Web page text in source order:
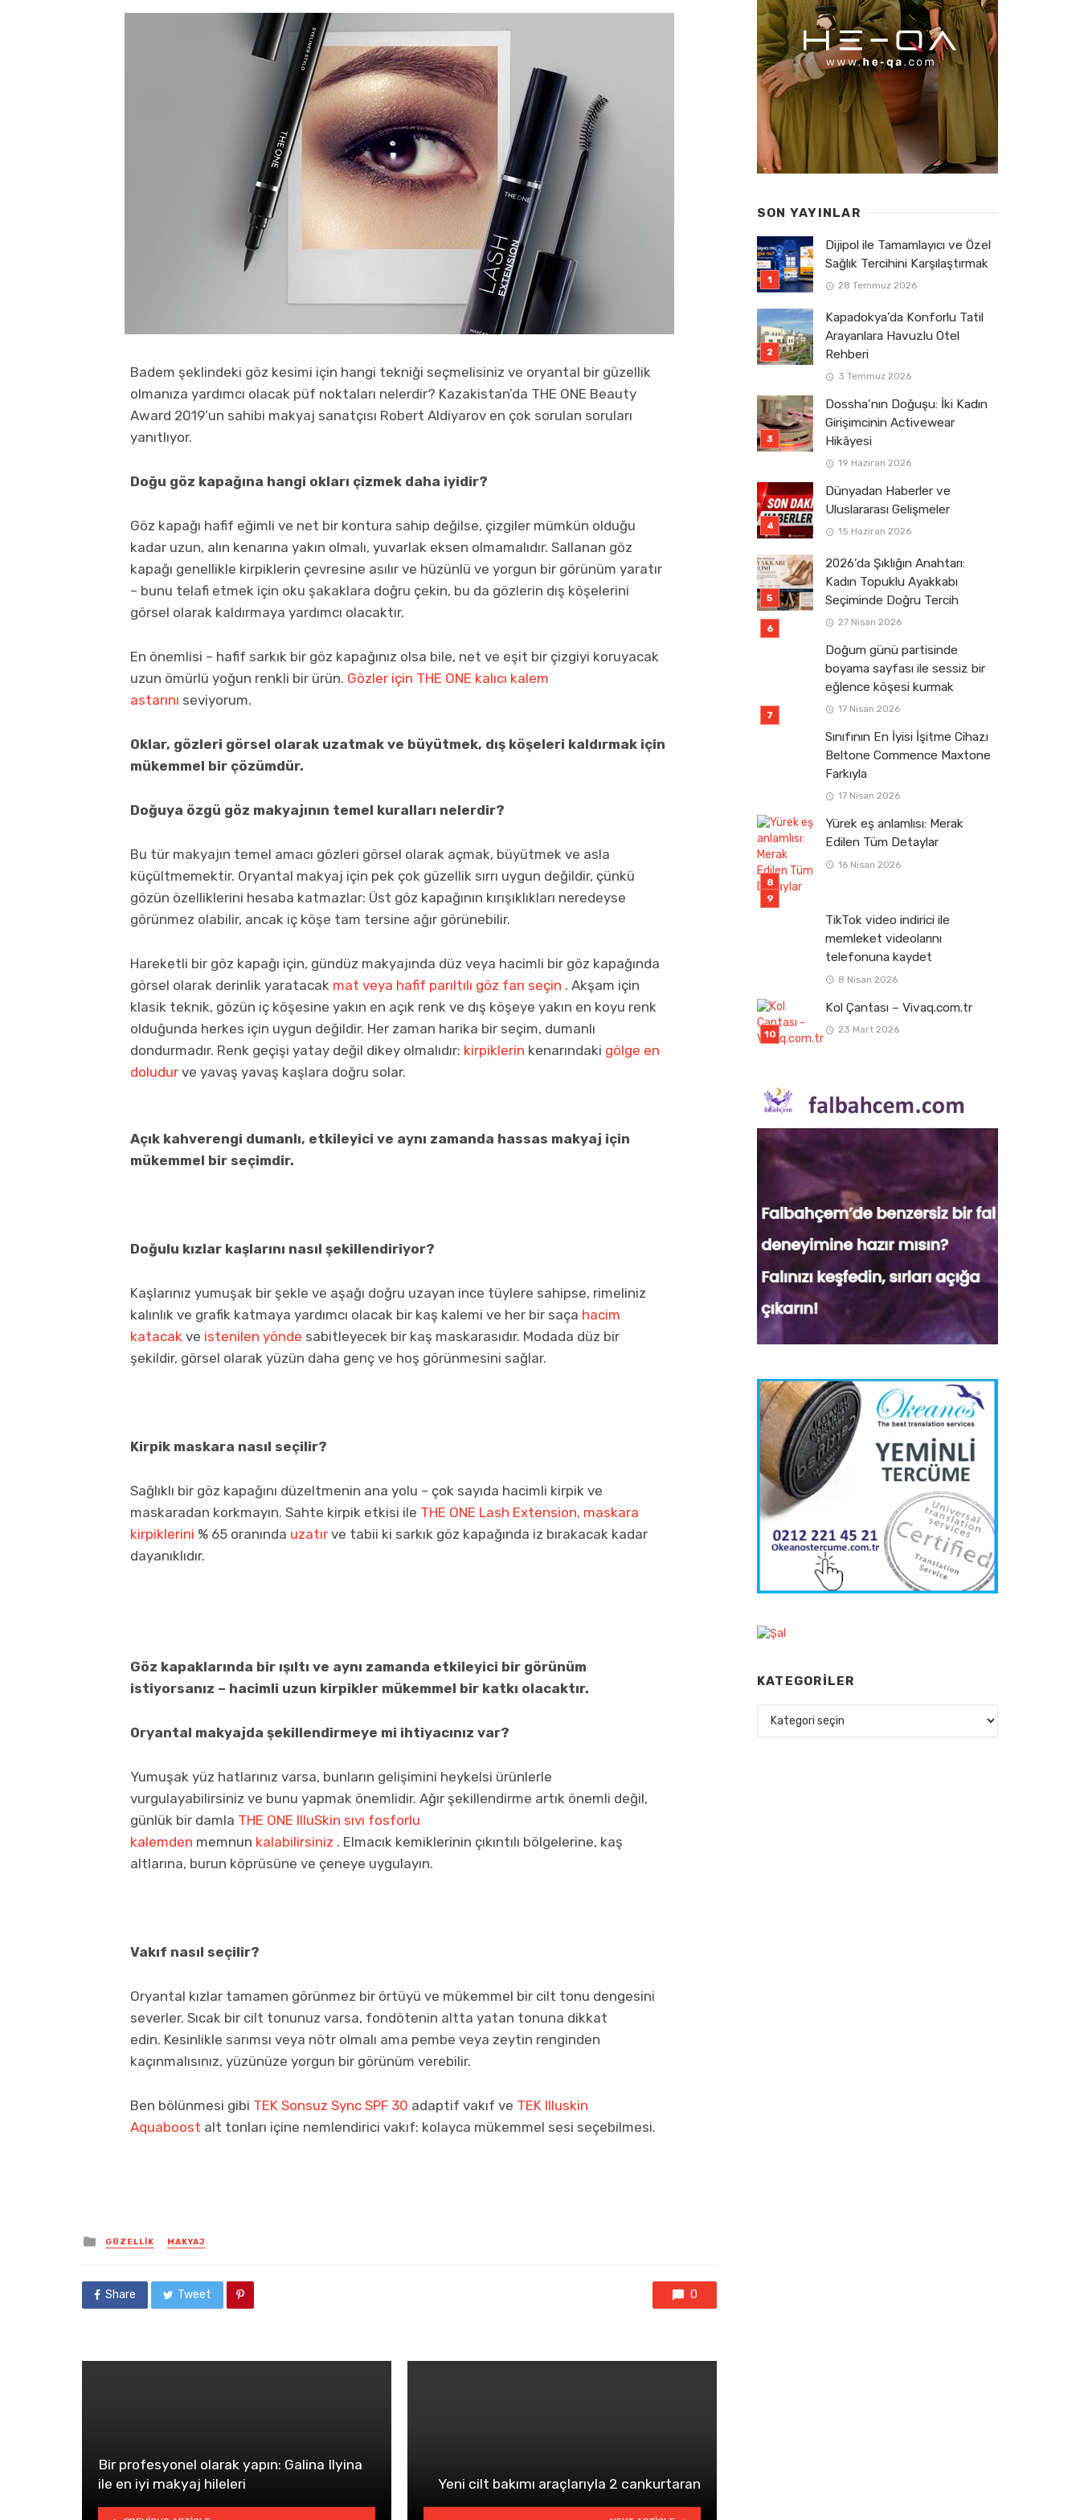
Badem şeklindeki göz kesimi için hangi tekniği seçmelisiniz ve oryantal bir güzellik
olmanıza yardımcı olacak püf noktaları nelerdir? Kazakistan’da THE ONE Beauty
Award 2019’un sahibi makyaj sanatçısı Robert Aldiyarov en çok sorulan soruları
yanıtlıyor.
Doğu göz kapağına hangi okları çizmek daha iyidir?
Göz kapağı hafif eğimli ve net bir kontura sahip değilse, çizgiler mümkün olduğu
kadar uzun, alın kenarına yakın olmalı, yuvarlak eksen olmamalıdır. Sallanan göz
kapağı genellikle kirpiklerin çevresine asılır ve hüzünlü ve yorgun bir görünüm yaratır
– bunu telafi etmek için oku şakaklara doğru çekin, bu da gözlerin dış köşelerini
görsel olarak kaldırmaya yardımcı olacaktır.
En önemlisi – hafif sarkık bir göz kapağınız olsa bile, net ve eşit bir çizgiyi koruyacak
uzun ömürlü yoğun renkli bir ürün. Gözler için THE ONE kalıcı kalem
astarını seviyorum.
Oklar, gözleri görsel olarak uzatmak ve büyütmek, dış köşeleri kaldırmak için
mükemmel bir çözümdür.
Doğuya özgü göz makyajının temel kuralları nelerdir?
Bu tür makyajın temel amacı gözleri görsel olarak açmak, büyütmek ve asla
küçültmemektir. Oryantal makyaj için pek çok güzellik sırrı uygun değildir, çünkü
gözün özelliklerini hesaba katmazlar: Üst göz kapağının kırışıklıkları neredeyse
görünmez olabilir, ancak iç köşe tam tersine ağır görünebilir.
Hareketli bir göz kapağı için, gündüz makyajında ​​düz veya hacimli bir göz kapağında
görsel olarak derinlik yaratacak mat veya hafif parıltılı göz farı seçin . Akşam için
klasik teknik, gözün iç köşesine yakın en açık renk ve dış köşeye yakın en koyu renk
olduğunda herkes için uygun değildir. Her zaman harika bir seçim, dumanlı
dondurmadır. Renk geçişi yatay değil dikey olmalıdır: kirpiklerin kenarındaki gölge en
doludur ve yavaş yavaş kaşlara doğru solar.
Açık kahverengi dumanlı, etkileyici ve aynı zamanda hassas makyaj için
mükemmel bir seçimdir.
Doğulu kızlar kaşlarını nasıl şekillendiriyor?
Kaşlarınız yumuşak bir şekle ve aşağı doğru uzayan ince tüylere sahipse, rimeliniz
kalınlık ve grafik katmaya yardımcı olacak bir kaş kalemi ve her bir saça hacim
katacak ve istenilen yönde sabitleyecek bir kaş maskarasıdır. Modada düz bir
şekildir, görsel olarak yüzün daha genç ve hoş görünmesini sağlar.
Kirpik maskara nasıl seçilir?
Sağlıklı bir göz kapağını düzeltmenin ana yolu – çok sayıda hacimli kirpik ve
maskaradan korkmayın. Sahte kirpik etkisi ile THE ONE Lash Extension, maskara
kirpiklerini % 65 oranında uzatır ve tabii ki sarkık göz kapağında iz bırakacak kadar
dayanıklıdır.
Göz kapaklarında bir ışıltı ve aynı zamanda etkileyici bir görünüm
istiyorsanız – hacimli uzun kirpikler mükemmel bir katkı olacaktır.
Oryantal makyajda şekillendirmeye mi ihtiyacınız var?
Yumuşak yüz hatlarınız varsa, bunların gelişimini heykelsi ürünlerle
vurgulayabilirsiniz ve bunu yapmak önemlidir. Ağır şekillendirme artık önemli değil,
günlük bir damla THE ONE IlluSkin sıvı fosforlu
kalemden memnun kalabilirsiniz . Elmacık kemiklerinin çıkıntılı bölgelerine, kaş
altlarına, burun köprüsüne ve çeneye uygulayın.
Vakıf nasıl seçilir?
Oryantal kızlar tamamen görünmez bir örtüyü ve mükemmel bir cilt tonu dengesini
severler. Sıcak bir cilt tonunuz varsa, fondötenin altta yatan tonuna dikkat
edin. Kesinlikle sarımsı veya nötr olmalı ama pembe veya zeytin renginden
kaçınmalısınız, yüzünüze yorgun bir görünüm verebilir.
Ben bölünmesi gibi TEK Sonsuz Sync SPF 30 adaptif vakıf ve TEK Illuskin
Aquaboost alt tonları içine nemlendirici vakıf: kolayca mükemmel sesi seçebilmesi.
Posted
in
GÜZELLIK MAKYAJ
Share Tweet 0
Bir profesyonel olarak yapın: Galina Ilyina
ile en iyi makyaj hileleri
Yeni cilt bakımı araçlarıyla 2 cankurtaran
SON YAYINLAR
Dijipol ile Tamamlayıcı ve Özel
Sağlık Tercihini Karşılaştırmak
28 Temmuz 2026
Kapadokya’da Konforlu Tatil
Arayanlara Havuzlu Otel
Rehberi
3 Temmuz 2026
Dossha’nın Doğuşu: İki Kadın
Girişimcinin Activewear
Hikâyesi
19 Haziran 2026
Dünyadan Haberler ve
Uluslararası Gelişmeler
15 Haziran 2026
2026’da Şıklığın Anahtarı:
Kadın Topuklu Ayakkabı
Seçiminde Doğru Tercih
27 Nisan 2026
Doğum günü partisinde
boyama sayfası ile sessiz bir
eğlence köşesi kurmak
17 Nisan 2026
Sınıfının En İyisi İşitme Cihazı
Beltone Commence Maxtone
Farkıyla
17 Nisan 2026
Yürek eş anlamlısı: Merak
Edilen Tüm Detaylar
16 Nisan 2026
TikTok video indirici ile
memleket videolarını
telefonuna kaydet
8 Nisan 2026
Kol Çantası – Vivaq.com.tr
23 Mart 2026
KATEGORILER